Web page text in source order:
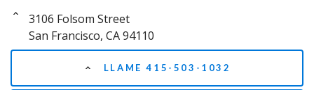
3106 Folsom Street
San Francisco, CA 94110
LLAME 415-503-1032